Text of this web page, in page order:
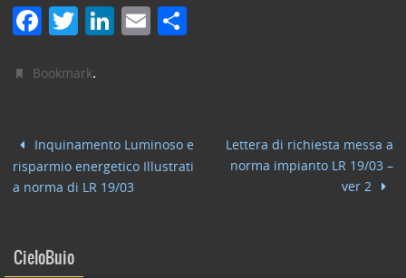
F
c
b
o
o
T
itt
Li
dI
n
E
vi
di
Bookmark.
Inquinamento Luminoso e
risparmio energetico Illustrati
a norma di LR 19/03
Lettera di richiesta messa a
norma impianto LR 19/03 –
ver 2
CieloBuio